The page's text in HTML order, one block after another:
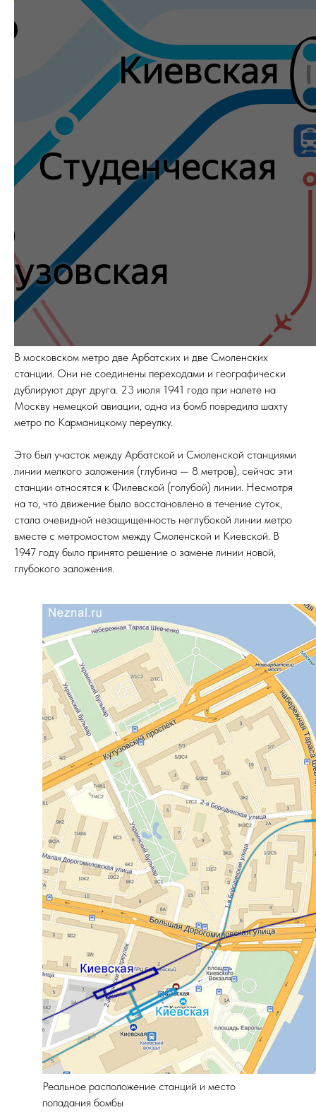
В московском метро две Арбатских и две Смоленских
станции. Они не соединены переходами и географически
дублируют друг друга. 23 июля 1941 года при налете на
Москву немецкой авиации, одна из бомб повредила шахту
метро по Карманицкому переулку.
Это был участок между Арбатской и Смоленской станциями
линии мелкого заложения (глубина — 8 метров), сейчас эти
станции относятся к Филевской (голубой) линии. Несмотря
на то, что движение было восстановлено в течение суток,
стала очевидной незащищенность неглубокой линии метро
вместе с метромостом между Смоленской и Киевской. В
1947 году было принято решение о замене линии новой,
глубокого заложения.
Реальное расположение станций и место
попадания бомбы